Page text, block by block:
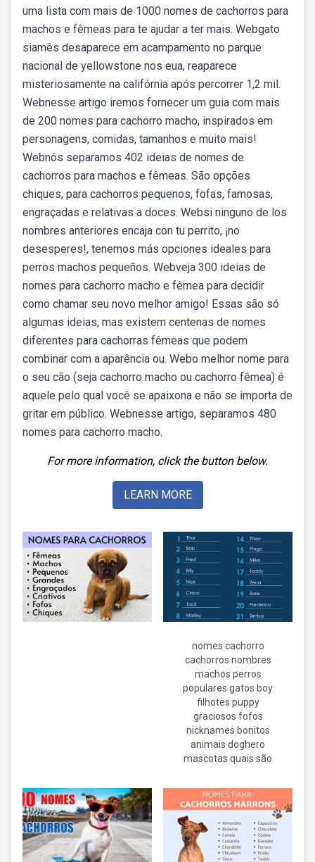
uma lista com mais de 1000 nomes de cachorros para
machos e fêmeas para te ajudar a ter mais. Webgato
siamês desaparece em acampamento no parque
nacional de yellowstone nos eua, reaparece
misteriosamente na califórnia após percorrer 1,2 mil.
Webnesse artigo iremos fornecer um guia com mais
de 200 nomes para cachorro macho, inspirados em
personagens, comidas, tamanhos e muito mais!
Webnós separamos 402 ideias de nomes de
cachorros para machos e fêmeas. São opções
chiques, para cachorros pequenos, fofas, famosas,
engraçadas e relativas a doces. Websi ninguno de los
nombres anteriores encaja con tu perrito, ¡no
desesperes!, tenemos más opciones ideales para
perros machos pequeños. Webveja 300 ideias de
nomes para cachorro macho e fêmea para decidir
como chamar seu novo melhor amigo! Essas são só
algumas ideias, mas existem centenas de nomes
diferentes para cachorras fêmeas que podem
combinar com a aparência ou. Webo melhor nome para
o seu cão (seja cachorro macho ou cachorro fêmea) é
aquele pelo qual você se apaixona e não se importa de
gritar em público. Webnesse artigo, separamos 480
nomes para cachorro macho.
For more information, click the button below.
LEARN MORE
nomes cachorro
cachorros nombres
machos perros
populares gatos boy
filhotes puppy
graciosos fofos
nicknames bonitos
animais doghero
mascotas quais são